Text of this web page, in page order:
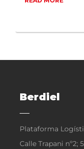
Berdiel
Plataforma
Calle Trapani nº2;